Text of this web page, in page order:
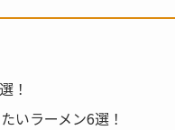
！
いラーメン6選！